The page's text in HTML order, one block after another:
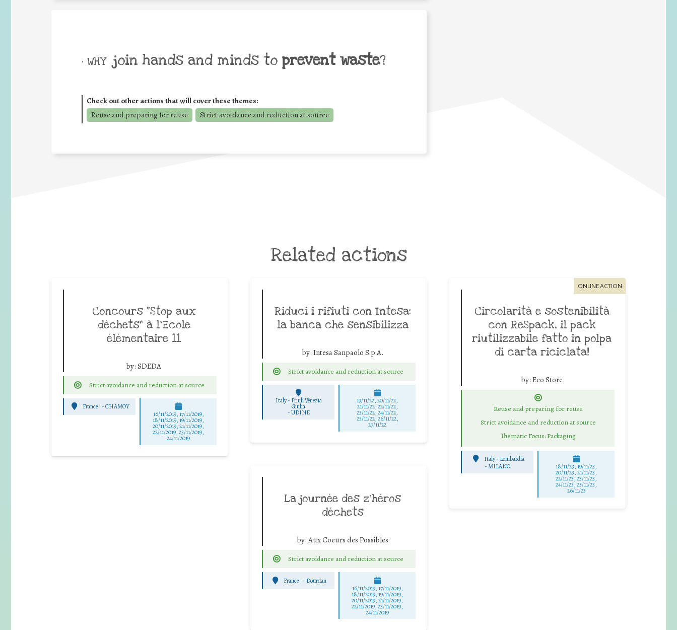
• WHY join hands and minds to prevent waste?
Check out other actions that will cover these themes:
Reuse and preparing for reuse
Strict avoidance and reduction at source
Related actions
Concours “Stop aux
déchets” à l’Ecole
élémentaire 11
by: SDEDA
Strict avoidance and reduction at source
France -CHAMOY
16/11/2019, 17/11/2019,
18/11/2019, 19/11/2019,
20/11/2019, 21/11/2019,
22/11/2019, 23/11/2019,
24/11/2019
Riduci i rifiuti con Intesa:
la banca che sensibilizza
by: Intesa Sanpaolo S.p.A.
Strict avoidance and reduction at source
Italy - Friuli Venezia
Giulia
-UDINE
19/11/22, 20/11/22,
21/11/22, 22/11/22,
23/11/22, 24/11/22,
25/11/22, 26/11/22,
27/11/22
ONLINE ACTION
Circolarità e sostenibilità
con ReSpack, il pack
riutilizzabile fatto in polpa
di carta riciclata!
by: Eco Store
Reuse and preparing for reuse
Strict avoidance and reduction at source
Thematic Focus: Packaging
Italy - Lombardia
-MILANO 18/11/23, 19/11/23,
20/11/23, 21/11/23,
22/11/23, 23/11/23,
24/11/23, 25/11/23,
26/11/23
La journée des z’héros
déchets
by:Aux Coeurs des Possibles
Strict avoidance and reduction at source
France - Dourdan
16/11/2019, 17/11/2019,
18/11/2019, 19/11/2019,
20/11/2019, 21/11/2019,
22/11/2019, 23/11/2019,
24/11/2019